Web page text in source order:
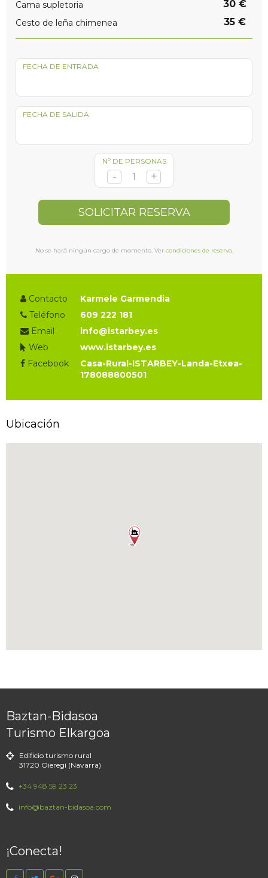
Cama supletoria 30 €
Cesto de leña chimenea 35 €
FECHA DE ENTRADA
FECHA DE SALIDA
Nº DE PERSONAS
SOLICITAR RESERVA
No se hará ningún cargo de momento. Ver condiciones de reserva.
Contacto
Karmele Garmendia
Teléfono
609 222 181
Email
info@istarbey.es
Web
www.istarbey.es
Facebook
Casa-Rural-ISTARBEY-Landa-Etxea-
178088800501
Ubicación
Baztan-Bidasoa
Turismo Elkargoa
Edificio turismo rural
31720 Oieregi (Navarra)
+34 948 59 23 23
info@baztan-bidasoa.com
¡Conecta!